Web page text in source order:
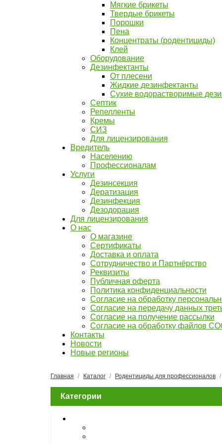
Мягкие брикеты
Твердые брикеты
Порошки
Пена
Концентраты (родентициды)
Клей
Оборудование
Дезинфектанты
От плесени
Жидкие дезинфектанты
Сухие водорастворимые
Септик
Репелленты
Кремы
СИЗ
Для лицензирования
Вредитель
Населению
Профессионалам
Услуги
Дезинсекция
Дератизация
Дезинфекция
Дезодорация
Для лицензирования
О нас
О магазине
Сертификаты
Доставка и оплата
Сотрудничество и Партнёрство
Реквизиты
Публичная оферта
Политика конфиденциальности
Согласие на обработку
Согласие на передачу данных
Согласие на получение рассылки
Согласие на обработку файлов
Контакты
Новости
Новые регионы
Главная Каталог Родентициды для профессионалов
Категории